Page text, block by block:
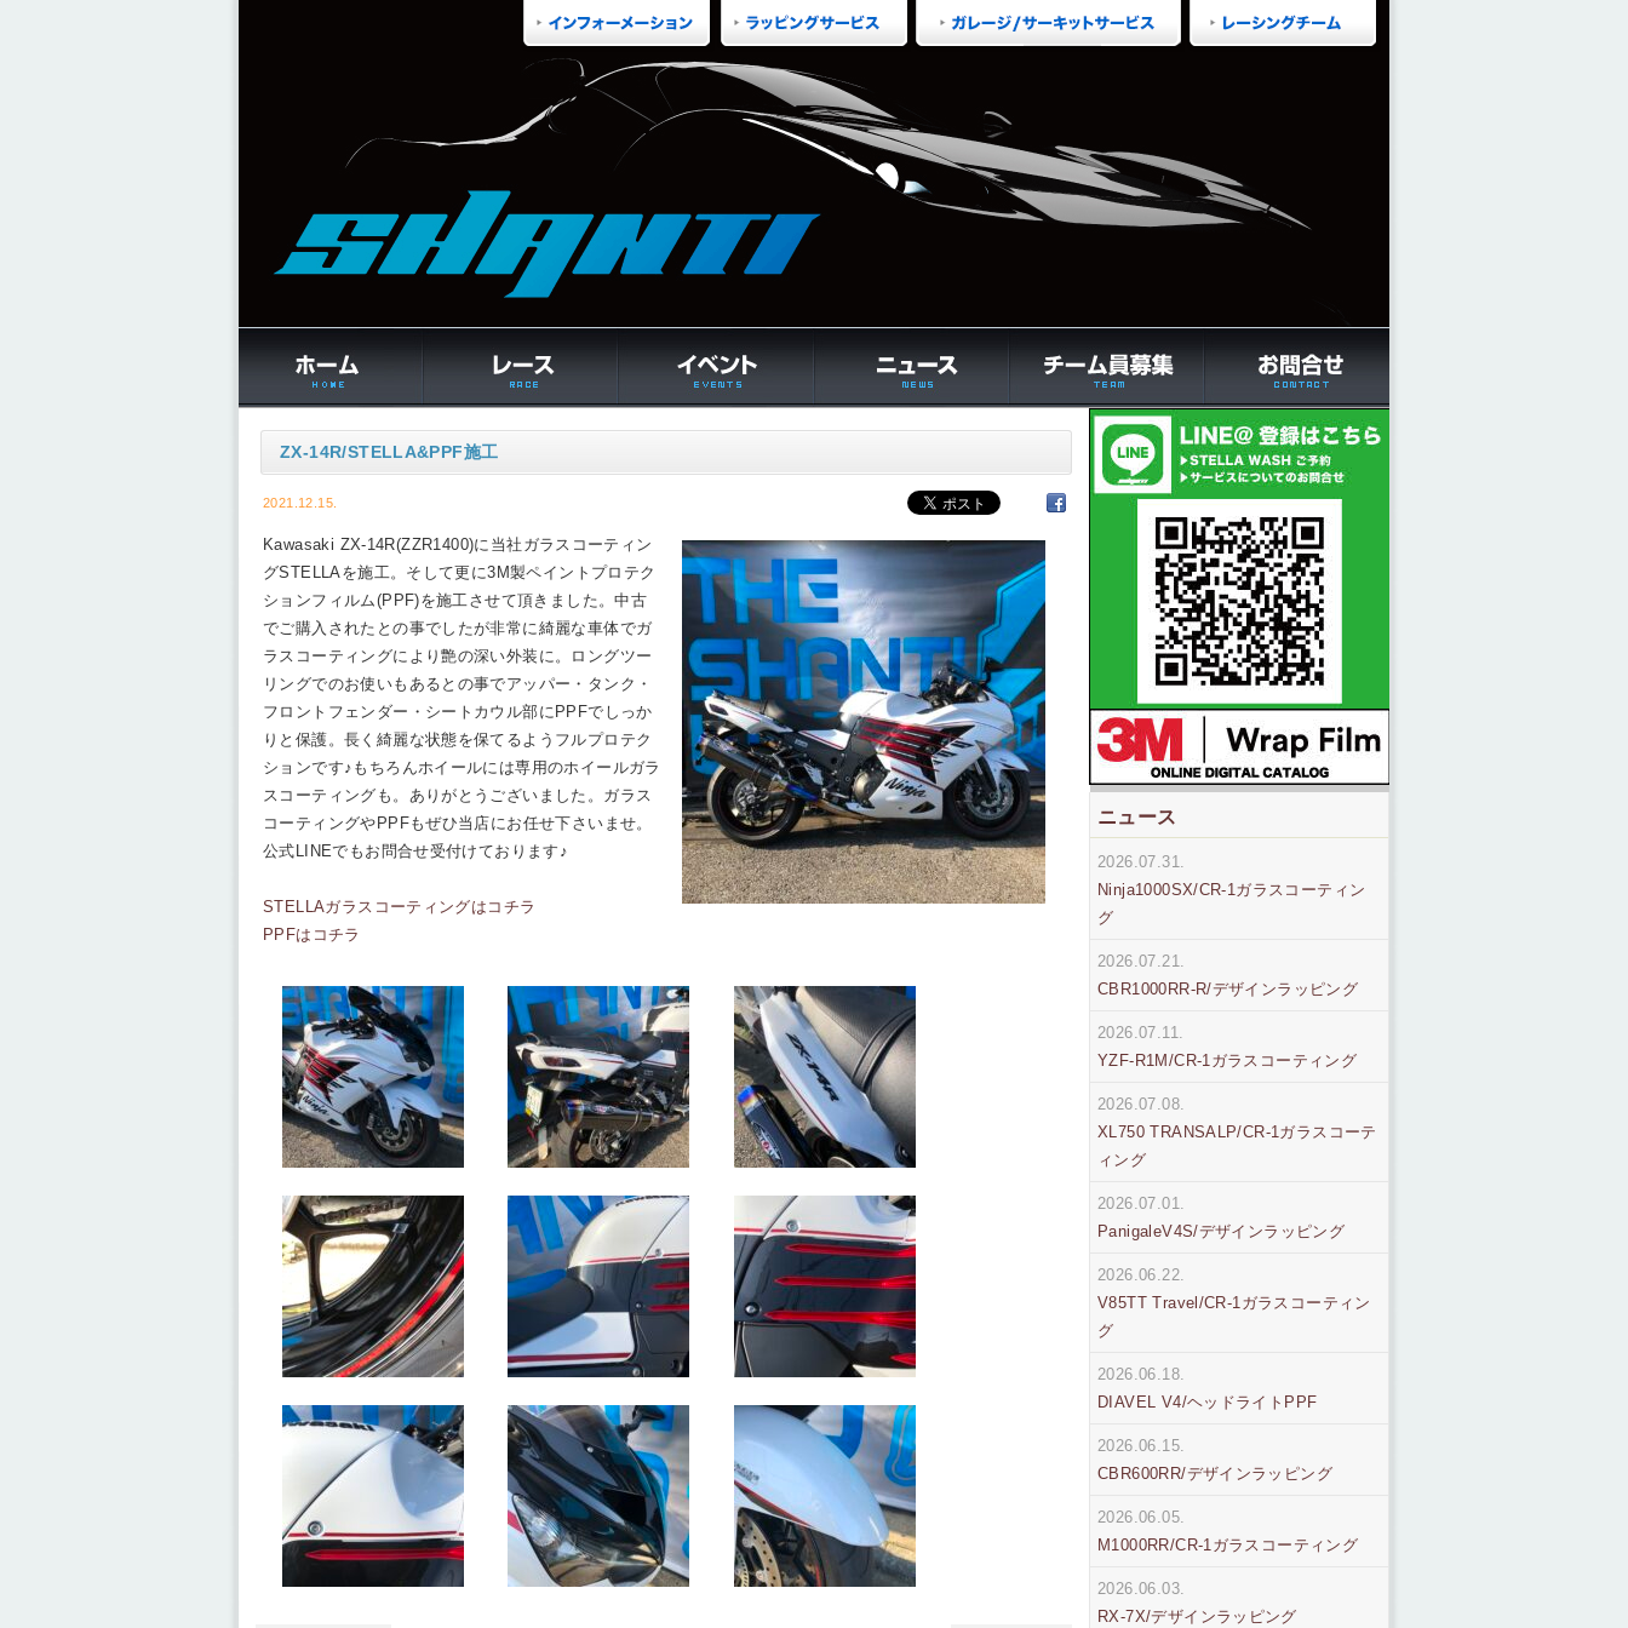
ZX-14R/STELLA&PPF施工
2021.12.15.
Kawasaki ZX-14R(ZZR1400)に当社ガラスコーティン
グSTELLAを施工。そして更に3M製ペイントプロテク
ションフィルム(PPF)を施工させて頂きました。中古
でご購入されたとの事でしたが非常に綺麗な車体でガ
ラスコーティングにより艶の深い外装に。ロングツー
リングでのお使いもあるとの事でアッパー・タンク・
フロントフェンダー・シートカウル部にPPFでしっか
りと保護。長く綺麗な状態を保てるようフルプロテク
ションです♪もちろんホイールには専用のホイールガラ
スコーティングも。ありがとうございました。ガラス
コーティングやPPFもぜひ当店にお任せ下さいませ。
公式LINEでもお問合せ受付けております♪
STELLAガラスコーティングはコチラ
PPFはコチラ
ニュース
2026.07.31.
Ninja1000SX/CR-1ガラスコーティン
グ
2026.07.21.
CBR1000RR-R/デザインラッピング
2026.07.11.
YZF-R1M/CR-1ガラスコーティング
2026.07.08.
XL750 TRANSALP/CR-1ガラスコーテ
ィング
2026.07.01.
PanigaleV4S/デザインラッピング
2026.06.22.
V85TT Travel/CR-1ガラスコーティン
グ
2026.06.18.
DIAVEL V4/ヘッドライトPPF
2026.06.15.
CBR600RR/デザインラッピング
2026.06.05.
M1000RR/CR-1ガラスコーティング
2026.06.03.
RX-7X/デザインラッピング